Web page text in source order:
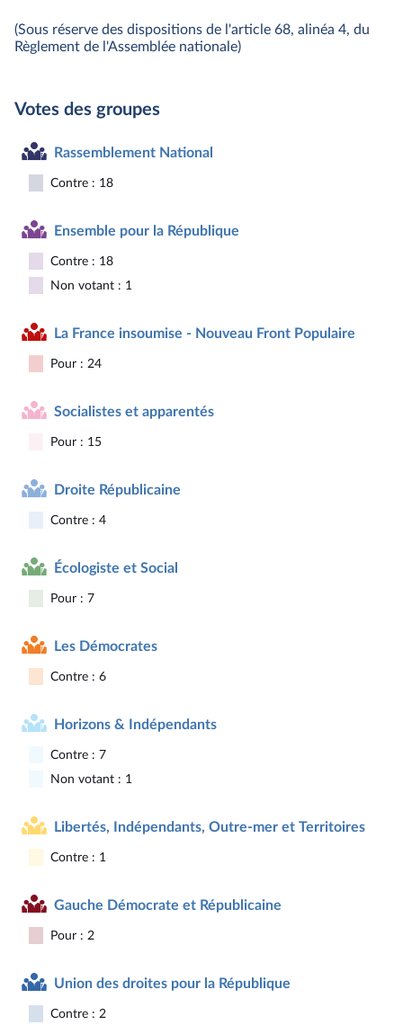
(Sous réserve des dispositions de l'article 68, alinéa 4, du
Règlement de l'Assemblée nationale)
Votes des groupes
Rassemblement National
Contre : 18
Ensemble pour la République
Contre : 18
Non votant : 1
La France insoumise - Nouveau Front Populaire
Pour : 24
Socialistes et apparentés
Pour : 15
Droite Républicaine
Contre : 4
Écologiste et Social
Pour : 7
Les Démocrates
Contre : 6
Horizons & Indépendants
Contre : 7
Non votant : 1
Libertés, Indépendants, Outre-mer et Territoires
Contre : 1
Gauche Démocrate et Républicaine
Pour : 2
Union des droites pour la République
Contre : 2